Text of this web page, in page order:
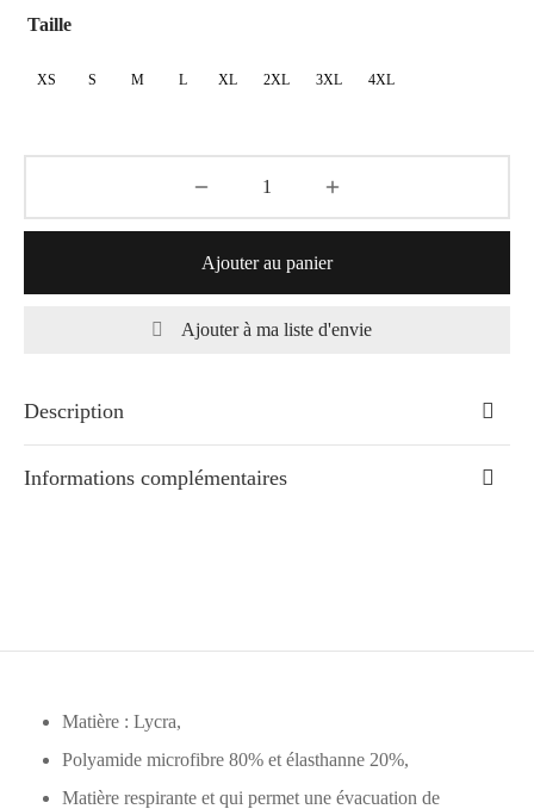
85,00€
Taille
XS S M L XL 2XL 3XL 4XL
Ajouter au panier
Ajouter à ma liste d'envie
Description
Informations complémentaires
Matière : Lycra,
Polyamide microfibre 80% et élasthanne 20%,
Matière respirante et qui permet une évacuation de